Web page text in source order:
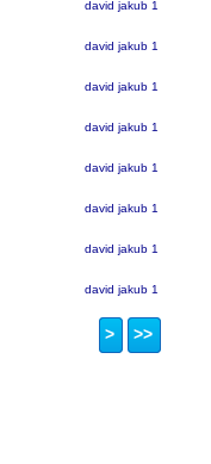
david jakub 1
david jakub 1
david jakub 1
david jakub 1
david jakub 1
david jakub 1
david jakub 1
david jakub 1
> >>